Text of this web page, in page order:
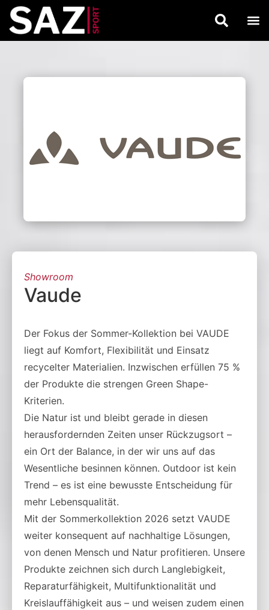
Showroom
Vaude
Der Fokus der Sommer-Kollektion bei VAUDE
liegt auf Komfort, Flexibilität und Einsatz
recycelter Materialien. Inzwischen erfüllen 75 %
der Produkte die strengen Green Shape-
Kriterien.
Die Natur ist und bleibt gerade in diesen
herausfordernden Zeiten unser Rückzugsort –
ein Ort der Balance, in der wir uns auf das
Wesentliche besinnen können. Outdoor ist kein
Trend – es ist eine bewusste Entscheidung für
mehr Lebensqualität.
Mit der Sommerkollektion 2026 setzt VAUDE
weiter konsequent auf nachhaltige Lösungen,
von denen Mensch und Natur profitieren. Unsere
Produkte zeichnen sich durch Langlebigkeit,
Reparaturfähigkeit, Multifunktionalität und
Kreislauffähigkeit aus – und weisen zudem einen